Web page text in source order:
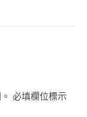
必填欄位標示